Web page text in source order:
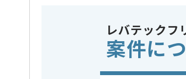
※上記に似た経験やス
この案件のポイント 業務内容
担当領域/システム
レバテックフ
案件に